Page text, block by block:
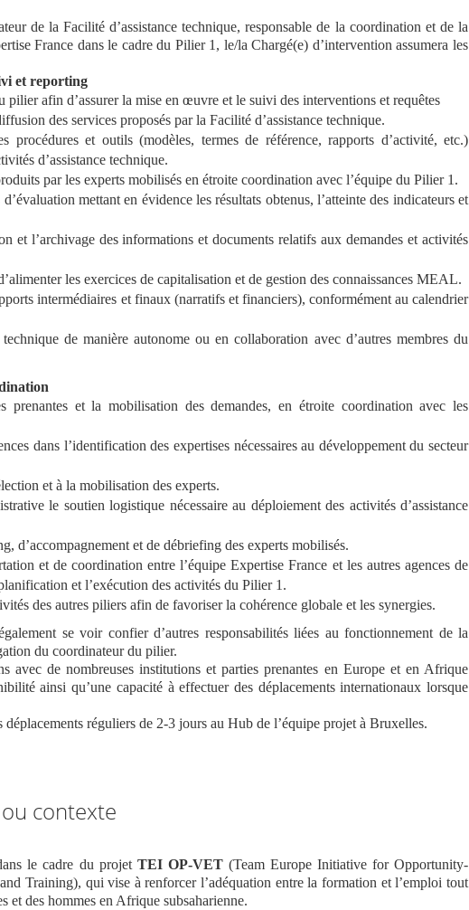
de la Facilité d’assistance technique, responsable de la coordination et de la
France dans le cadre du Pilier 1, le/la Chargé(e) d’intervention assumera les
et reporting
pilier afin d’assurer la mise en œuvre et le suivi des interventions et requêtes
des services proposés par la Facilité d’assistance technique.
procédures et outils (modèles, termes de référence, rapports d’activité, etc.)
d’assistance technique.
par les experts mobilisés en étroite coordination avec l’équipe du Pilier 1.
mettant en évidence les résultats obtenus, l’atteinte des indicateurs et
et l’archivage des informations et documents relatifs aux demandes et activités
les exercices de capitalisation et de gestion des connaissances MEAL.
intermédiaires et finaux (narratifs et financiers), conformément au calendrier
de manière autonome ou en collaboration avec d’autres membres du
prenantes et la mobilisation des demandes, en étroite coordination avec les
dans l’identification des expertises nécessaires au développement du secteur
et à la mobilisation des experts.
le soutien logistique nécessaire au déploiement des activités d’assistance
d’accompagnement et de débriefing des experts mobilisés.
et de coordination entre l’équipe Expertise France et les autres agences de
et l’exécution des activités du Pilier 1.
des autres piliers afin de favoriser la cohérence globale et les synergies.
se voir confier d’autres responsabilités liées au fonctionnement de la
du coordinateur du pilier.
avec de nombreuses institutions et parties prenantes en Europe et en Afrique
ainsi qu’une capacité à effectuer des déplacements internationaux lorsque
déplacements réguliers de 2-3 jours au Hub de l’équipe projet à Bruxelles.
contexte
le cadre du projet TEI OP-VET (Team Europe Initiative for Opportunity-
Training), qui vise à renforcer l’adéquation entre la formation et l’emploi tout
et des hommes en Afrique subsaharienne.